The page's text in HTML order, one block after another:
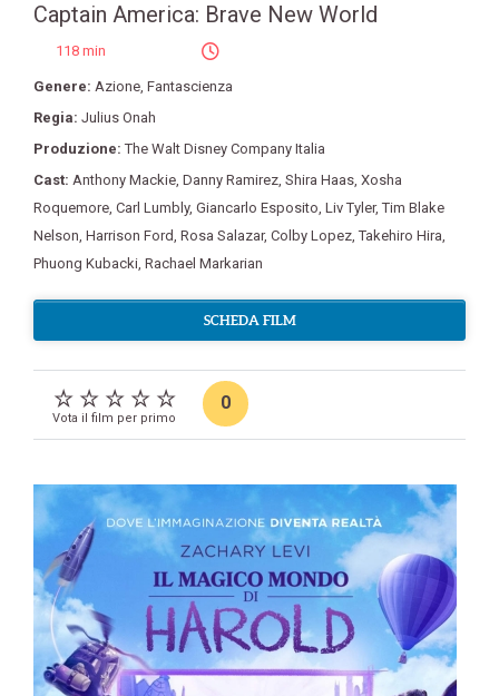
Captain America: Brave New World
118 min
Genere: Azione, Fantascienza
Regia: Julius Onah
Produzione:The Walt Disney Company Italia
Cast: Anthony Mackie, Danny Ramirez, Shira Haas, Xosha
Roquemore, Carl Lumbly, Giancarlo Esposito, Liv Tyler,Tim Blake
Nelson, Harrison Ford, Rosa Salazar, Colby Lopez,Takehiro Hira,
Phuong Kubacki, Rachael Markarian
SCHEDA FILM
Vota il film per primo
0